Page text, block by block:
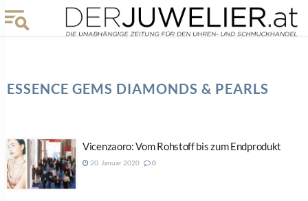
ESSENCE GEMS DIAMONDS & PEARLS
Vicenzaoro: Vom Rohstoff bis zum Endprodukt
20. Januar 2020 0